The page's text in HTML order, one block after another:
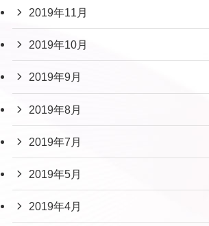
2019年11月
2019年10月
2019年9月
2019年8月
2019年7月
2019年5月
2019年4月